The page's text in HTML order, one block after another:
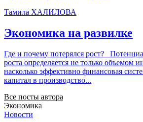
Тамила ХАЛИЛОВА
Экономика на развилке
Где и почему потерялся рост?
роста определяется не только объемом
насколько эффективно финансовая
капитал в производство...
Все посты автора
Экономика
Новости